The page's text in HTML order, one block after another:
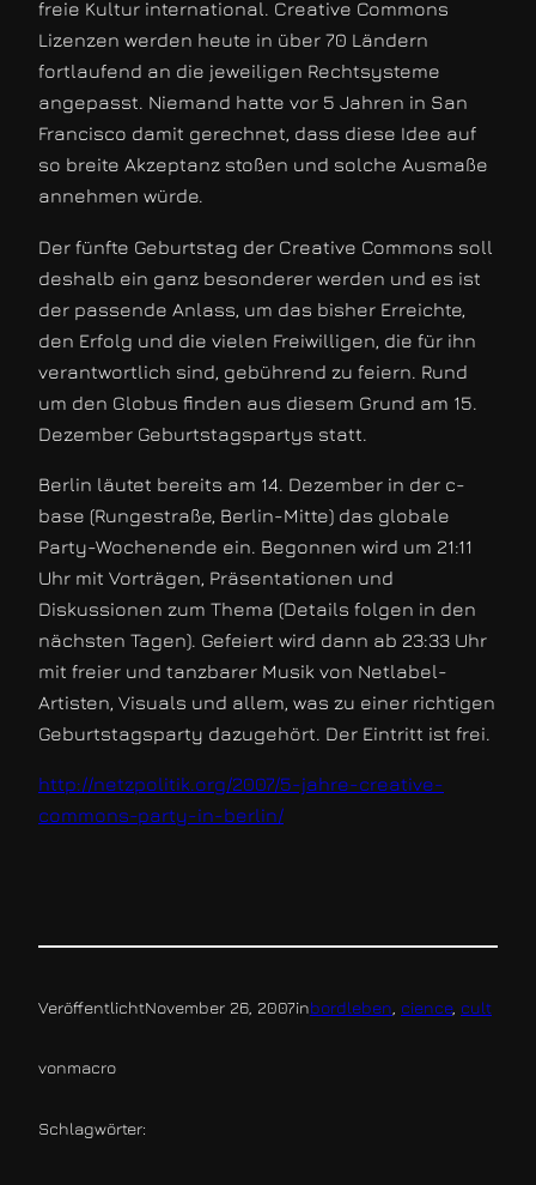
freie Kultur international. Creative Commons
Lizenzen werden heute in über 70 Ländern
fortlaufend an die jeweiligen Rechtsysteme
angepasst. Niemand hatte vor 5 Jahren in San
Francisco damit gerechnet, dass diese Idee auf
so breite Akzeptanz stoßen und solche Ausmaße
annehmen würde.
Der fünfte Geburtstag der Creative Commons soll
deshalb ein ganz besonderer werden und es ist
der passende Anlass, um das bisher Erreichte,
den Erfolg und die vielen Freiwilligen, die für ihn
verantwortlich sind, gebührend zu feiern. Rund
um den Globus finden aus diesem Grund am 15.
Dezember Geburtstagspartys statt.
Berlin läutet bereits am 14. Dezember in der c-
base (Rungestraße, Berlin-Mitte) das globale
Party-Wochenende ein. Begonnen wird um 21:11
Uhr mit Vorträgen, Präsentationen und
Diskussionen zum Thema (Details folgen in den
nächsten Tagen). Gefeiert wird dann ab 23:33 Uhr
mit freier und tanzbarer Musik von Netlabel-
Artisten, Visuals und allem, was zu einer richtigen
Geburtstagsparty dazugehört. Der Eintritt ist frei.
http://netzpolitik.org/2007/5-jahre-creative-
commons-party-in-berlin/
VeröffentlichtNovember 26, 2007inbordleben cience, cult
vonmacro
Schlagwörter: